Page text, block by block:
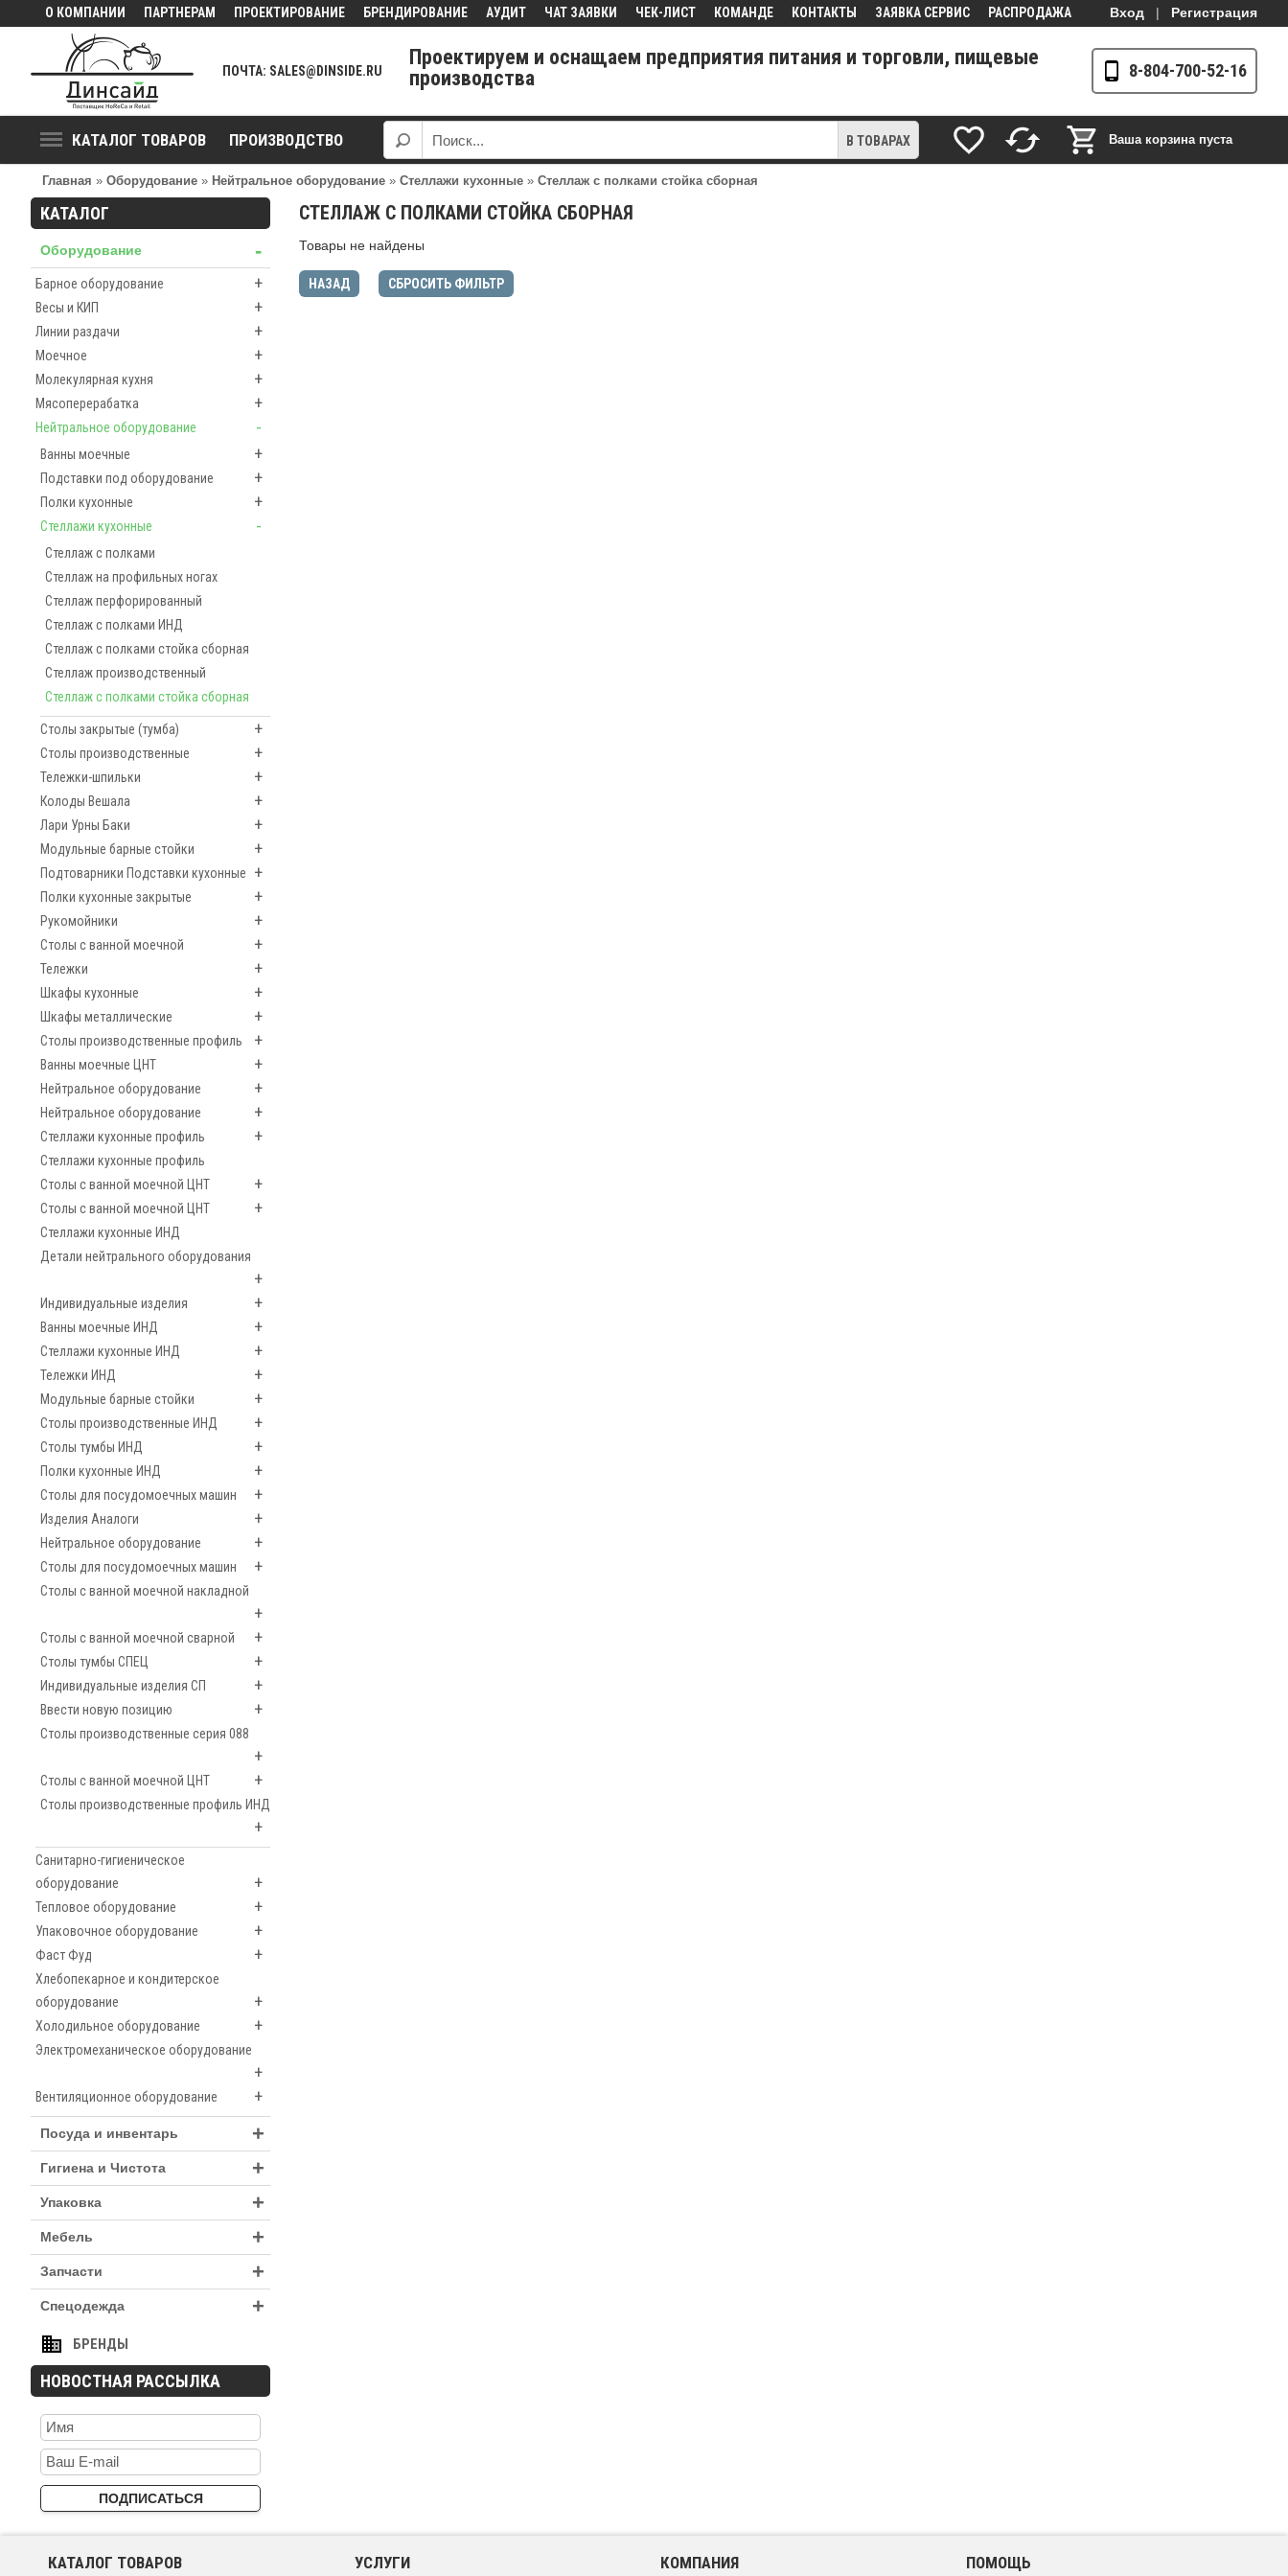
О КОМПАНИИ ПАРТНЕРАМ ПРОЕКТИРОВАНИЕ БРЕНДИРОВАНИЕ АУДИТ ЧАТ ЗАЯВКИ ЧЕК-ЛИСТ КОМАНДЕ КОНТАКТЫ ЗАЯВКА СЕРВИС РАСПРОДАЖА Вход | Регистрация
ПОЧТА: SALES@DINSIDE.RU
Проектируем и оснащаем предприятия питания и торговли, пищевые
производства
8-804-700-52-16
КАТАЛОГ ТОВАРОВ ПРОИЗВОДСТВО Ваша корзина пуста
В ТОВАРАХ
Главная » Оборудование » Нейтральное оборудование » Стеллажи кухонные » Стеллаж с полками стойка сборная
КАТАЛОГ
Оборудование -
Барное оборудование +
Весы и КИП +
Линии раздачи +
Моечное +
Молекулярная кухня +
Мясоперерабатка +
Нейтральное оборудование -
Ванны моечные +
Подставки под оборудование +
Полки кухонные +
Стеллажи кухонные -
Стеллаж с полками
Стеллаж на профильных ногах
Стеллаж перфорированный
Стеллаж с полками ИНД
Стеллаж с полками стойка сборная
Стеллаж производственный
Стеллаж с полками стойка сборная
Столы закрытые (тумба) +
Столы производственные +
Тележки-шпильки +
Колоды Вешала +
Лари Урны Баки +
Модульные барные стойки +
Подтоварники Подставки кухонные +
Полки кухонные закрытые +
Рукомойники +
Столы с ванной моечной +
Тележки +
Шкафы кухонные +
Шкафы металлические +
Столы производственные профиль +
Ванны моечные ЦНТ +
Нейтральное оборудование +
Нейтральное оборудование +
Стеллажи кухонные профиль +
Стеллажи кухонные профиль
Столы с ванной моечной ЦНТ
+
Столы с ванной моечной ЦНТ +
Стеллажи кухонные ИНД
Детали нейтрального оборудования
+
Индивидуальные изделия +
Ванны моечные ИНД +
Стеллажи кухонные ИНД +
Тележки ИНД +
Модульные барные стойки +
Столы производственные ИНД +
Столы тумбы ИНД +
Полки кухонные ИНД +
Столы для посудомоечных машин +
Изделия Аналоги +
Нейтральное оборудование +
Столы для посудомоечных машин +
Столы с ванной моечной накладной
+
Столы с ванной моечной сварной +
Столы тумбы СПЕЦ +
Индивидуальные изделия СП +
Ввести новую позицию +
Столы производственные серия 088
+
Столы с ванной моечной ЦНТ +
Столы производственные профиль ИНД
+
Санитарно-гигиеническое
оборудование
+
Тепловое оборудование +
Упаковочное оборудование +
Фаст Фуд +
Хлебопекарное и кондитерское
оборудование
+
Холодильное оборудование +
Электромеханическое оборудование
+
Вентиляционное оборудование +
Посуда и инвентарь +
Гигиена и Чистота +
Упаковка +
Мебель +
Запчасти +
Спецодежда +
БРЕНДЫ
НОВОСТНАЯ РАССЫЛКА
СТЕЛЛАЖ С ПОЛКАМИ СТОЙКА СБОРНАЯ
Товары не найдены
НАЗАД СБРОСИТЬ ФИЛЬТР
КАТАЛОГ ТОВАРОВ УСЛУГИ КОМПАНИЯ ПОМОЩЬ